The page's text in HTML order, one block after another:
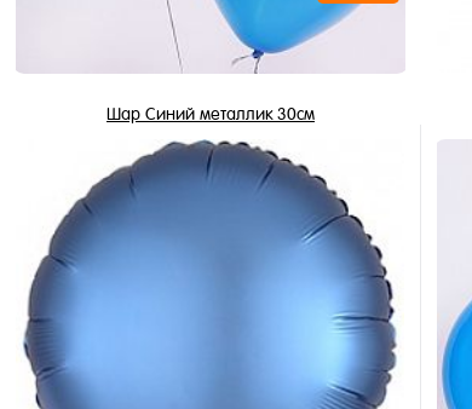
Шар Синий металлик 30см
155 ₽ / шт
В наличии